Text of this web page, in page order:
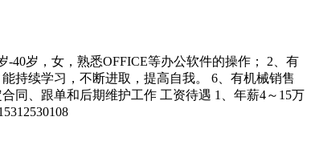
40岁，女，熟悉OFFICE等办公软件的操作； 2、有
持续学习，不断进取，提高自我。 6、有机械销售
同、跟单和后期维护工作 工资待遇 1、年薪4～15万